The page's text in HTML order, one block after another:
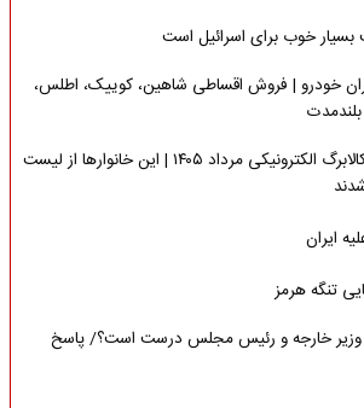
بسیار خوب برای اسرائیل است
خودرو | فروش اقساطی شاهین، کوییک، اطلس،
تغییر زمان‌بندی واریز کالابرگ الکترونیکی مرداد ۱۴۰۵ | این خانوارها از لیست
ایران
تنگه هرمز
وزیر خارجه و رئیس مجلس درست است؟/ پاسخ